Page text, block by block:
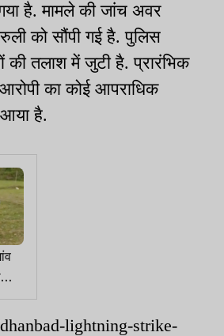
है. मामले की जांच अवर
को सौंपी गई है. पुलिस
की तलाश में जुटी है. प्रारंभिक
का कोई आपराधिक
है.
lightning-strike-